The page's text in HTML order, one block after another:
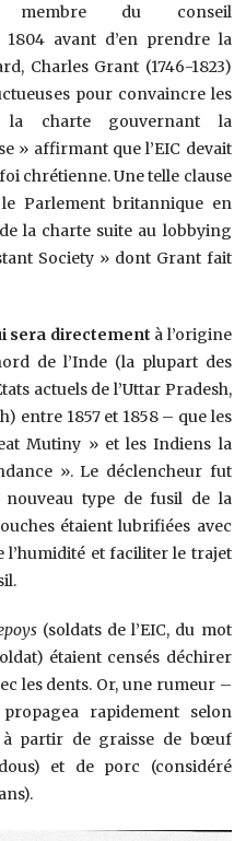
membre du conseil
1804 avant d’en prendre la
Charles Grant (1746-1823)
pour convaincre les
la charte gouvernant la
» affirmant que l’EIC devait
chrétienne. Une telle clause
Parlement britannique en
la charte suite au lobbying
Society » dont Grant fait
sera directement à l’origine
de l’Inde (la plupart des
actuels de l’Uttar Pradesh,
entre 1857 et 1858 – que les
Mutiny » et les Indiens la
». Le déclencheur fut
nouveau type de fusil de la
étaient lubrifiées avec
et faciliter le trajet
(soldats de l’EIC, du mot
étaient censés déchirer
les dents. Or, une rumeur –
rapidement selon
partir de graisse de bœuf
et de porc (considéré